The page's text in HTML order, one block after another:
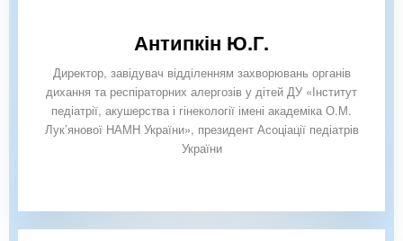
Антипкін Ю.Г.
Директор, завідувач відділенням захворювань органів
дихання та респіраторних алергозів у дітей ДУ «Інститут
педіатрії, акушерства і гінекології імені академіка О.М.
Лук’янової НАМН України», президент Асоціації педіатрів
України